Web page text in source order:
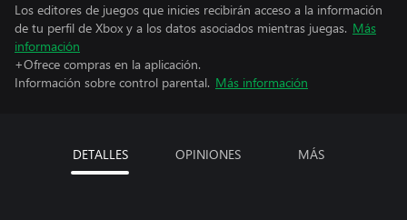
Los editores de juegos que inicies recibirán acceso a la información
de tu perfil de Xbox y a los datos asociados mientras juegas. Más
información
+Ofrece compras en la aplicación.
Información sobre control parental. Más información
DETALLES OPINIONES MÁS